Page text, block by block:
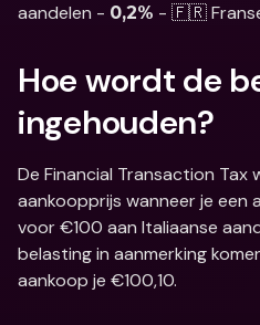
aandelen - 0,2% - 🇫🇷
Hoe wordt de
ingehouden?
De Financial Transaction
aankoopprijs wanneer je een
voor €100 aan Italiaanse
belasting in aanmerking
aankoop je €100,10.